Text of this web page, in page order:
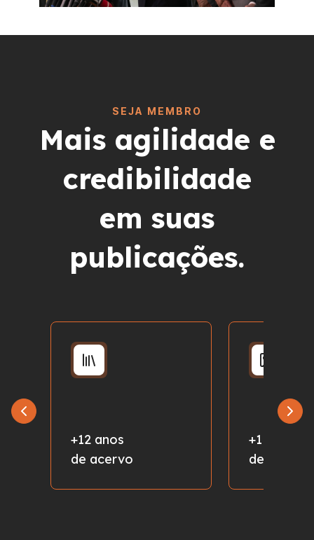
SEJA MEMBRO
Mais agilidade e
credibilidade
em suas
publicações.
+12 anos
de acervo
+1 milhão
de fotos